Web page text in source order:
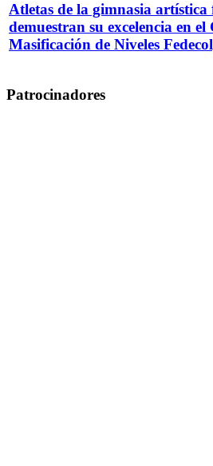
Atletas de la gimnasia artística
demuestran su excelencia en
Masificación de Niveles
Patrocinadores